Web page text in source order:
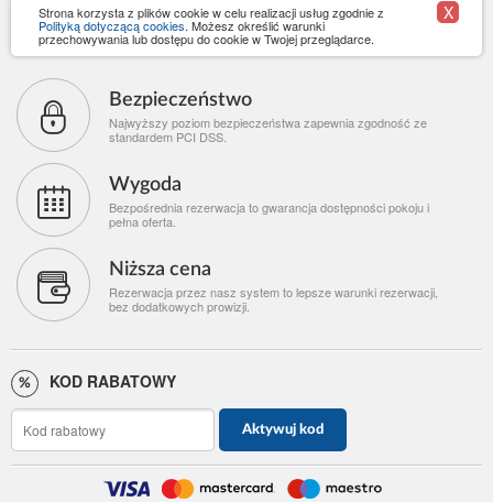
Strona korzysta z plików cookie w celu realizacji usług zgodnie z
Polityką dotyczącą cookies. Możesz określić warunki
przechowywania lub dostępu do cookie w Twojej przeglądarce.
X
Bezpieczeństwo
Najwyższy poziom bezpieczeństwa zapewnia zgodność ze
standardem PCI DSS.
Wygoda
Bezpośrednia rezerwacja to gwarancja dostępności pokoju i
pełna oferta.
Niższa cena
Rezerwacja przez nasz system to lepsze warunki rezerwacji,
bez dodatkowych prowizji.
KOD RABATOWY
Aktywuj kod